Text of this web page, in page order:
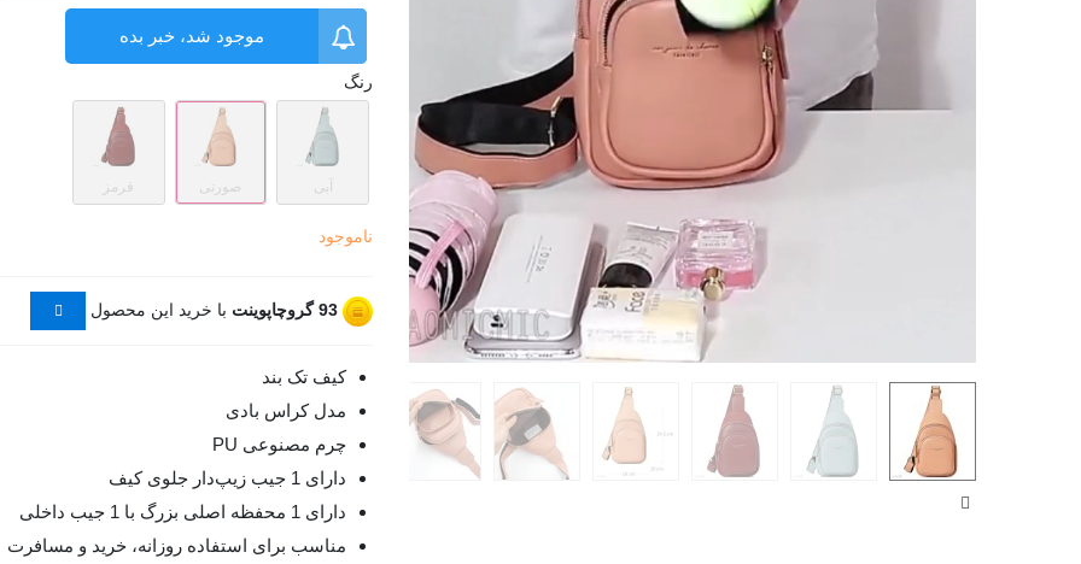
0%
0%
موجود شد، خبر بده
رنگ
آبی صورتی قرمز
ناموجود
93گروچاپوینت با خرید این محصول
کیف تک بند
مدل کراس بادی
چرم مصنوعی PU
دارای 1 جیب زیپ‌دار جلوی کیف
دارای 1 محفظه اصلی بزرگ با 1 جیب داخلی
مناسب برای استفاده روزانه، خرید و مسافرت